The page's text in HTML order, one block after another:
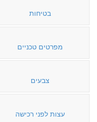
בטיחות
מפרטים טכניים
צבעים
עצות לפני רכישה